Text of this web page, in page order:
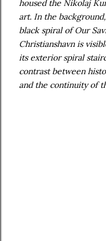
housed the Nikolaj
art. In the
black spiral of Our
Christianshavn is
its exterior spiral
contrast between
and the continuity of